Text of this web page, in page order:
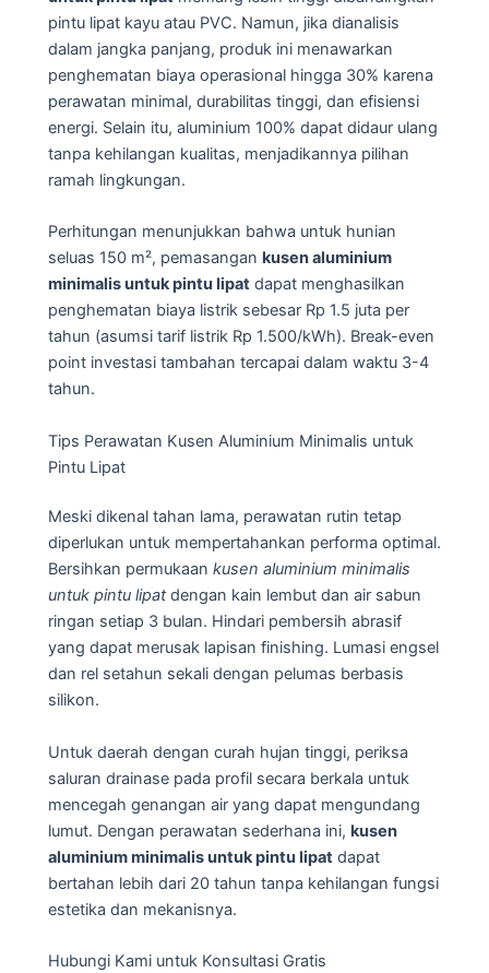
pintu lipat kayu atau PVC. Namun, jika dianalisis
dalam jangka panjang, produk ini menawarkan
penghematan biaya operasional hingga 30% karena
perawatan minimal, durabilitas tinggi, dan efisiensi
energi. Selain itu, aluminium 100% dapat didaur ulang
tanpa kehilangan kualitas, menjadikannya pilihan
ramah lingkungan.
Perhitungan menunjukkan bahwa untuk hunian
seluas 150 m², pemasangan kusen aluminium
minimalis untuk pintu lipat dapat menghasilkan
penghematan biaya listrik sebesar Rp 1.5 juta per
tahun (asumsi tarif listrik Rp 1.500/kWh). Break-even
point investasi tambahan tercapai dalam waktu 3-4
tahun.
Tips Perawatan Kusen Aluminium Minimalis untuk
Pintu Lipat
Meski dikenal tahan lama, perawatan rutin tetap
diperlukan untuk mempertahankan performa optimal.
Bersihkan permukaan kusen aluminium minimalis
untuk pintu lipatdengan kain lembut dan air sabun
ringan setiap 3 bulan. Hindari pembersih abrasif
yang dapat merusak lapisan finishing. Lumasi engsel
dan rel setahun sekali dengan pelumas berbasis
silikon.
Untuk daerah dengan curah hujan tinggi, periksa
saluran drainase pada profil secara berkala untuk
mencegah genangan air yang dapat mengundang
lumut. Dengan perawatan sederhana ini, kusen
aluminium minimalis untuk pintu lipat dapat
bertahan lebih dari 20 tahun tanpa kehilangan fungsi
estetika dan mekanisnya.
Hubungi Kami untuk Konsultasi Gratis